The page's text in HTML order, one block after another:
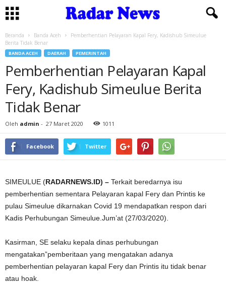
Beranda Banda Aceh
Pemberhentian Pelayaran Kapal Fery, Kadishub Simeulue
Berita Tidak Benar
BANDA ACEH DAERAH PEMERINTAH
Pemberhentian Pelayaran Kapal
Fery, Kadishub Simeulue Berita
Tidak Benar
Oleh admin - 27 Maret 2020 1011
Facebook Twitter
SIMEULUE (RADARNEWS.ID) – Terkait beredarnya isu
pemberhentian sementara Pelayaran kapal Fery dan Printis ke
pulau Simeulue dikarnakan Covid 19 mendapatkan respon dari
Kadis Perhubungan Simeulue.Jum’at (27/03/2020).
Kasirman, SE selaku kepala dinas perhubungan
mengatakan”pemberitaan yang mengatakan adanya
pemberhentian pelayaran kapal Fery dan Printis itu tidak benar
atau hoak.